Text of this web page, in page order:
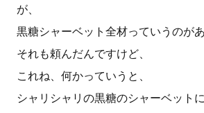
が、
黒糖シャーベット全材っていうのがあ
それも頼んだんですけど、
これね、何かっていうと、
シャリシャリの黒糖のシャーベットに